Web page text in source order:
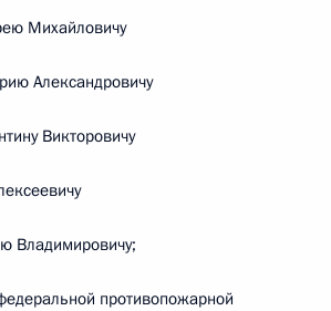
Михайловичу
Александровичу
Викторовичу
Владимировичу;
противопожарной